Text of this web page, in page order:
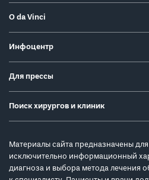
О da Vinci
Инфоцентр
Для прессы
Поиск хирургов и клиник
Материалы сайта предназначены
исключительно информационный
диагноза и выбора метода лечения